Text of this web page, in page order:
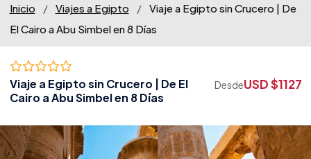
Inicio / Viajes a Egipto /
Viaje a Egipto sin Crucero | De
El Cairo a Abu Simbel en 8 Días
Viaje a Egipto sin Crucero | De El
Cairo a Abu Simbel en 8 Días
DesdeUSD $1127